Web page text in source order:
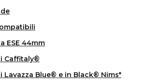
ESE 44mm
Caffitaly®
Lavazza Blue® e in Black® Nims*